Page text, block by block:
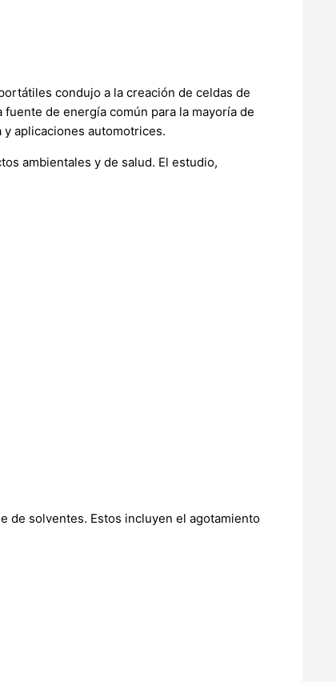
condujo a la creación de celdas de
de energía común para la mayoría de
aplicaciones automotrices.
ambientales y de salud. El estudio,
de solventes. Estos incluyen el agotamiento